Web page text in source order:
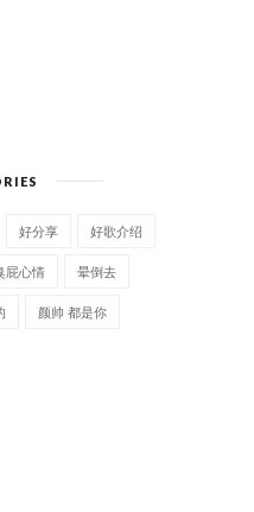
好分享 好歌介绍
屁心情 晕倒去
颜帅 都是你